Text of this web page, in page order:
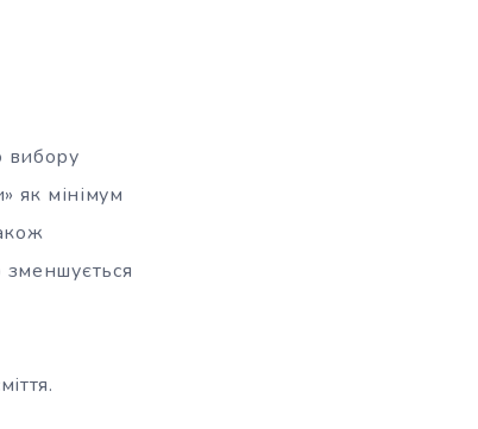
вибору
як мінімум
зменшується